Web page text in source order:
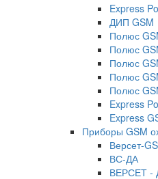
Express
ДИП GSM
Полюс
Полюс
Полюс
Полюс
Полюс
Express
Express
Приборы GSM
Версет-
ВС-ДА
ВЕРСЕТ -